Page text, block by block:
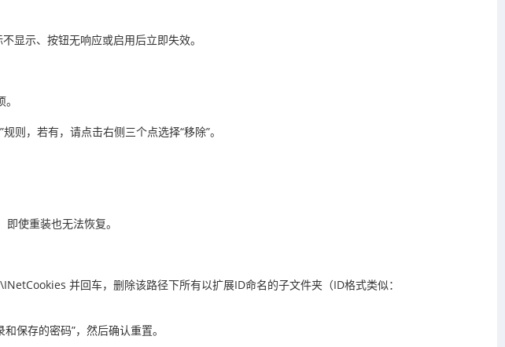
显示、按钮无响应或启用后立即失效。
，若有，请点击右侧三个点选择“移除”。
使重装也无法恢复。
并回车，删除该路径下所有以扩展ID命名的子文件夹（ID格式类似：
保存的密码”，然后确认重置。